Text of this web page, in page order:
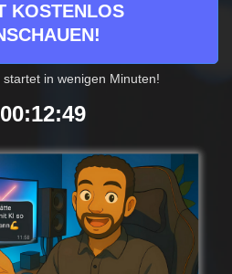
KOSTENLOS
in wenigen Minuten!
00 12 48